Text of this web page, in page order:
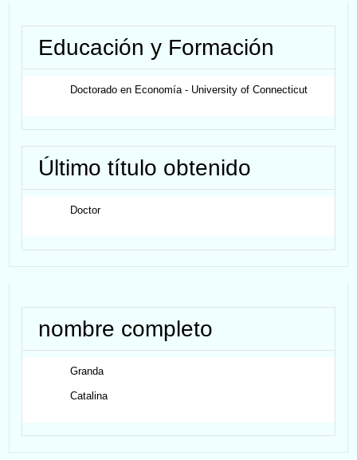
Educación y Formación
Doctorado en Economía - University of Connecticut
Último título obtenido
Doctor
nombre completo
Granda
Catalina